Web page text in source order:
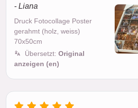
- Liana
Druck Fotocollage Poster
gerahmt (holz, weiss)
70x50cm
Übersetzt: Original
anzeigen (en)